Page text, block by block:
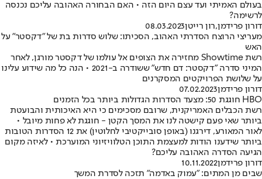
בעולם האמיתי ועד עצם היום הזה • האם הבחורה האהובה עליכם נכנסה
לרשימה?
דורון פרידמן,רון רייטן08.03.2023
מעריצי הרוצח הסדרתי האהוב, הסכיתו: שלוש סדרות בת של "דקסטר" על
האש
רשת Showtime מחזירה את הצופים אל עולמו של דקסטר מורגן, לאחר
המיני סדרה "דקסטר: דם חדש" ששודרה ב-2021 • הנה כל מה שידוע עלינו
על שלושת הפרויקטים המסקרנים
דורון פרידמן07.02.2023
HBO חוגגת 50: מצעד הסדרות הגדולות ביותר בכל הזמנים
רשת הכבלים האמריקנית, שרובם מסכימים כי היא האיכותית והבועטת
ביותר שאי פעם קישטה לנו את המסך הקטן - חוגגת לא פחות מיובל •
לאור המאורע, דירגנו (באופן סובייקטיבי לחלוטין) את 12 הסדרות הטובות
ביותר שידענו הודות למעצמת התוכן הטלוויזיוני המוערכת • לאיזה מקום
הגיעה הסדרה האהובה עליכם?
דורון פרידמן10.11.2022
שבים מן המתים: "עמוק באדמה" תזכה לסדרת המשך